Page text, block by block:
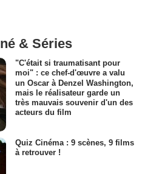
& Séries
"C'était si traumatisant pour
moi" : ce chef-d'œuvre a valu
un Oscar à Denzel Washington,
mais le réalisateur garde un
très mauvais souvenir d'un des
acteurs du film
Quiz Cinéma : 9 scènes, 9 films
à retrouver !